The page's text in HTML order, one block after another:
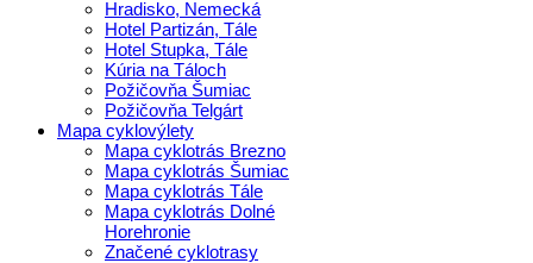
Hradisko, Nemecká
Hotel Partizán, Tále
Hotel Stupka, Tále
Kúria na Táloch
Požičovňa Šumiac
Požičovňa Telgárt
Mapa cyklovýlety
Mapa cyklotrás Brezno
Mapa cyklotrás Šumiac
Mapa cyklotrás Tále
Mapa cyklotrás Dolné
Horehronie
Značené cyklotrasy